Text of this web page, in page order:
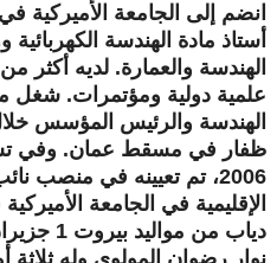
أستاذ مادة الهندسة
علمية دولية ومؤتمرات. شغل
ظفار في مسقط عمان. وفي
2006، تم تعيينه في منصب
الإقليمية في الجامعة